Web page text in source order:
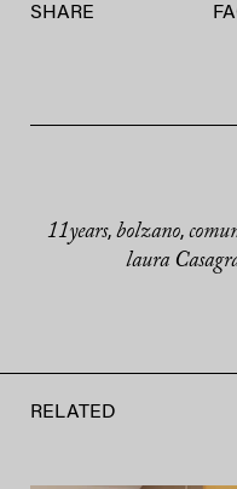
SHARE
11years, bolzano,
laura
RELATED